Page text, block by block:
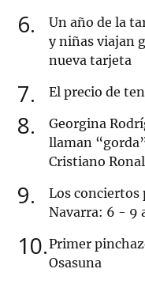
6
Un año de la
y niñas viajan
nueva tarjeta
7 El precio de
8
Georgina
llaman
Cristiano
9
Los conciertos
Navarra: 6 - 9
10 Primer
Osasuna